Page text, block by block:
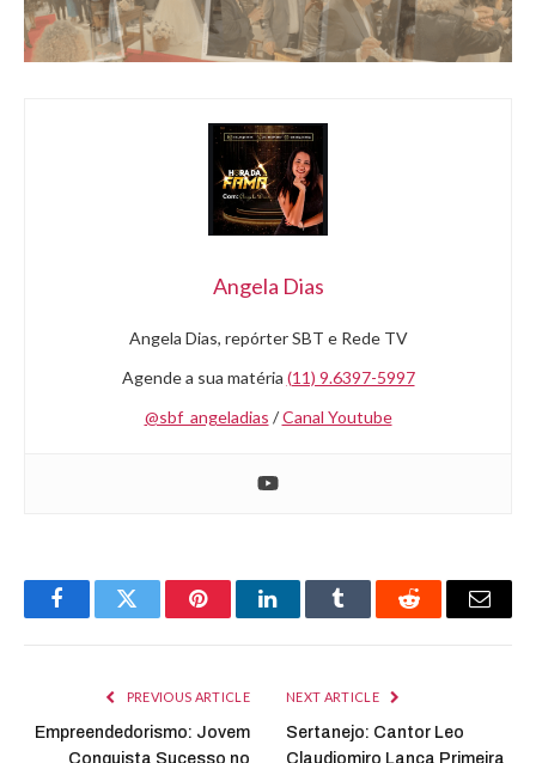
Angela Dias
Angela Dias, repórter SBT e Rede TV
Agende a sua matéria (11) 9.6397-5997
@sbf_angeladias /Canal Youtube
FacebookTwitter PinterestLinkedInTumblr Reddit Email
PREVIOUS ARTICLE
Empreendedorismo: Jovem
Conquista Sucesso no
NEXT ARTICLE
Sertanejo: Cantor Leo
Claudiomiro Lança Primeira